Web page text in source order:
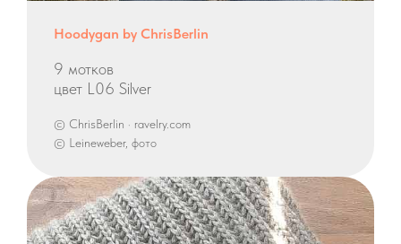
Hoodygan by ChrisBerlin
9 мотков
цвет L06 Silver
© ChrisBerlin · ravelry.com
© Leineweber, фото